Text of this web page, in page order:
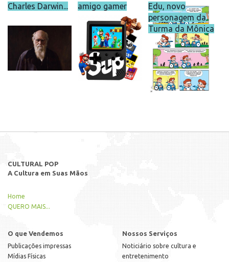
Charles Darwin...
amigo gamer
Edu, novo
personagem da
Turma da Mônica
CULTURAL POP
A Cultura em Suas Mãos
Home
QUERO MAIS...
O que Vendemos
Publicações impressas
Mídias Físicas
Nossos Serviços
Noticiário sobre cultura e
entretenimento